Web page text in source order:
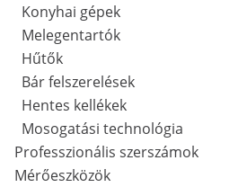
Konyhai gépek
Melegentartók
Hűtők
Bár felszerelések
Hentes kellékek
Mosogatási technológia
Professzionális szerszámok
Mérőeszközök